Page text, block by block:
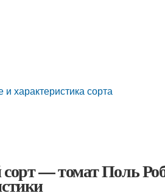
характеристика сорта
— томат Поль